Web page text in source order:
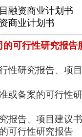
融资商业计划书
商业计划书
可行性研究报告
性研究报告、项
或备案的可行性
报告、项目建议
可行性研究报告